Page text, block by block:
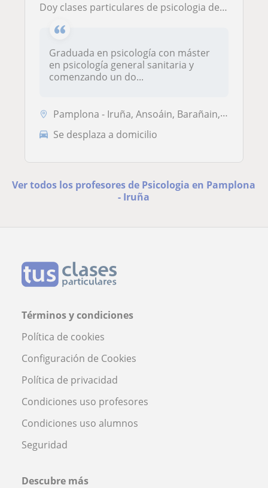
Doy clases particulares de psicologia de forma presencial y online
Graduada en psicología con máster
en psicología general sanitaria y
comenzando un do...
Pamplona - Iruña, Ansoáin, Barañain, Burlada - Burlata
Se desplaza a domicilio
Ver todos los profesores de Psicologia en Pamplona
- Iruña
Términos y condiciones
Política de cookies
Configuración de Cookies
Política de privacidad
Condiciones uso profesores
Condiciones uso alumnos
Seguridad
Descubre más